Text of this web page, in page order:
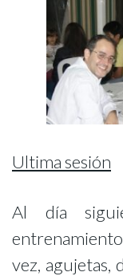
Ultima sesión
Al día
vez, agujetas,